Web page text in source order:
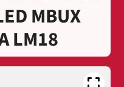
MBUX
LM18